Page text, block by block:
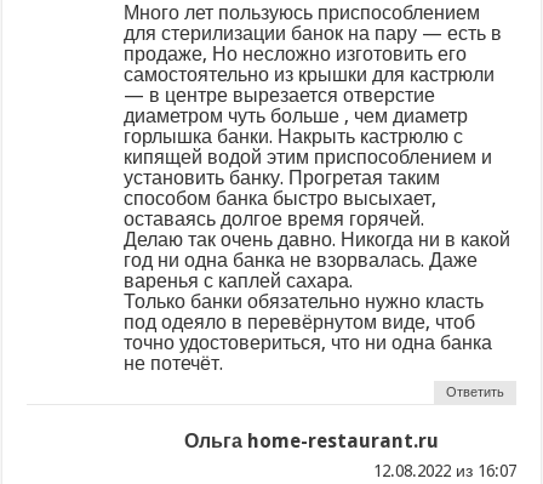
Много лет пользуюсь приспособлением
для стерилизации банок на пару — есть в
продаже, Но несложно изготовить его
самостоятельно из крышки для кастрюли
— в центре вырезается отверстие
диаметром чуть больше , чем диаметр
горлышка банки. Накрыть кастрюлю с
кипящей водой этим приспособлением и
установить банку. Прогретая таким
способом банка быстро высыхает,
оставаясь долгое время горячей.
Делаю так очень давно. Никогда ни в какой
год ни одна банка не взорвалась. Даже
варенья с каплей сахара.
Только банки обязательно нужно класть
под одеяло в перевёрнутом виде, чтоб
точно удостовериться, что ни одна банка
не потечёт.
Ответить
Ольга home-restaurant.ru
из